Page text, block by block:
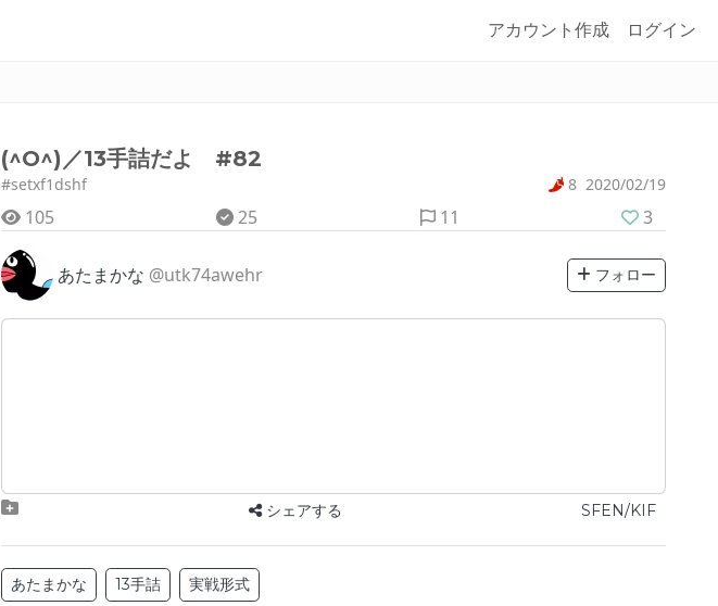
アカウント作成 ログイン
(^O^)／13手詰だよ #82
#setxf1dshf 8 2020/02/19
105 25 11 3
あたまかな @utk74awehr フォロー
シェアする SFEN/KIF
あたまかな 13手詰 実戦形式